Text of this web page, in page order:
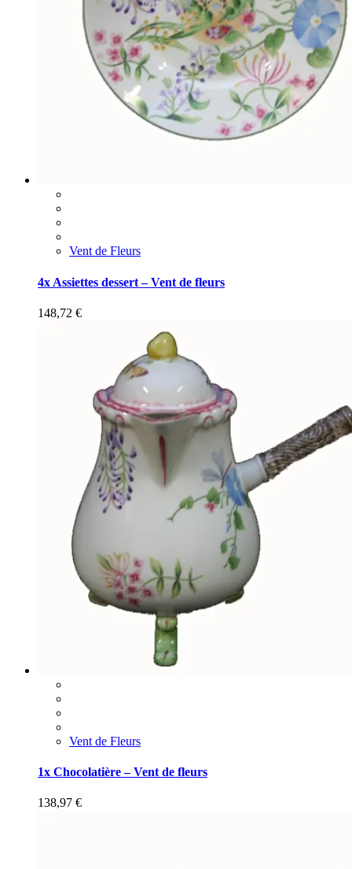
Vent de Fleurs
4x Assiettes dessert – Vent de fleurs
148,72 €
Vent de Fleurs
1x Chocolatière – Vent de fleurs
138,97 €